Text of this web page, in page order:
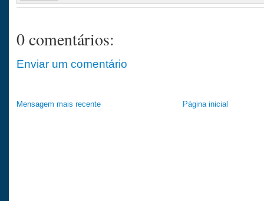
0 comentários:
Enviar um comentário
Mensagem mais recente Página inicial